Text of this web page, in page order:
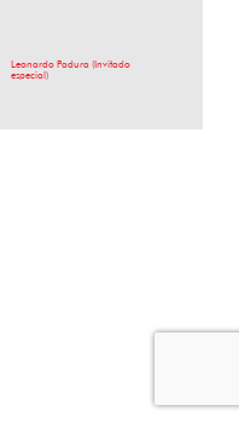
Leonardo Padura (Invitado
especial)